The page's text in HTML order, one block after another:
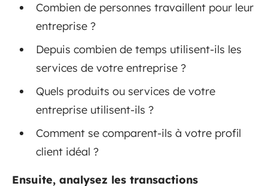
Combien de personnes travaillent pour leur
entreprise ?
Depuis combien de temps utilisent-ils les
services de votre entreprise ?
Quels produits ou services de votre
entreprise utilisent-ils ?
Comment se comparent-ils à votre profil
client idéal ?
Ensuite, analysez les transactions